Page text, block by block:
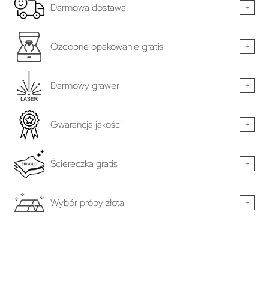
Darmowa dostawa +
Ozdobne opakowanie gratis +
Darmowy grawer +
Gwarancja jakości +
Ściereczka gratis +
Wybór próby złota +